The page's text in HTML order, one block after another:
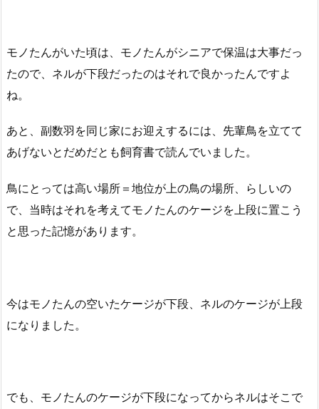
モノたんがいた頃は、モノたんがシニアで保温は大事だっ
たので、ネルが下段だったのはそれで良かったんですよ
ね。
あと、副数羽を同じ家にお迎えするには、先輩鳥を立てて
あげないとだめだとも飼育書で読んでいました。
鳥にとっては高い場所＝地位が上の鳥の場所、らしいの
で、当時はそれを考えてモノたんのケージを上段に置こう
と思った記憶があります。
今はモノたんの空いたケージが下段、ネルのケージが上段
になりました。
でも、モノたんのケージが下段になってからネルはそこで